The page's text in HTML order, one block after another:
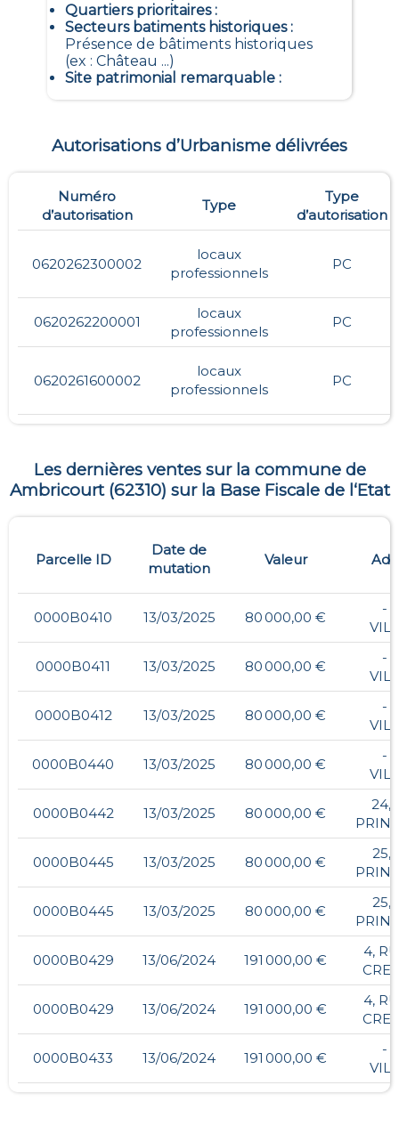
Quartiers prioritaires:
Secteurs batiments historiques:
Présence de bâtiments historiques
(ex : Château ...)
Site patrimonial remarquable:
Autorisations d’Urbanisme délivrées
Numéro
d’autorisation
Type
Type
d’autorisation
0620262300002
locaux
professionnels
PC
0620262200001
locaux
professionnels
PC
0620261600002
locaux
professionnels
PC
Les dernières ventes sur la commune de
Ambricourt(62310) sur la Base Fiscale de l‘Etat
Parcelle ID
Date de
mutation
Valeur
0000B0410 13/03/2025 80 000,00 €
- ,
0000B0411 13/03/2025 80 000,00 €
- ,
0000B0412 13/03/2025 80 000,00 €
- ,
0000B0440 13/03/2025 80 000,00 €
- ,
0000B0442 13/03/2025 80 000,00 €
24,
0000B0445 13/03/2025 80 000,00 €
25,
0000B0445 13/03/2025 80 000,00 €
25,
0000B0429 13/06/2024 191 000,00 €
4,
0000B0429 13/06/2024 191 000,00 €
4,
0000B0433 13/06/2024 191 000,00 €
- ,